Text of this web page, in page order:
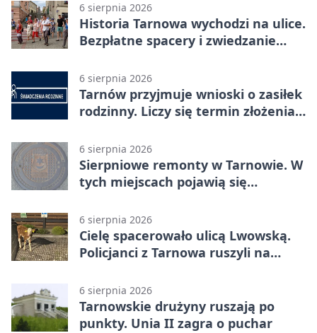
6 sierpnia 2026
Historia Tarnowa wychodzi na ulice.
Bezpłatne spacery i zwiedzanie
6 sierpnia 2026
Tarnów przyjmuje wnioski o zasiłek
rodzinny. Liczy się termin złożenia
6 sierpnia 2026
Sierpniowe remonty w Tarnowie. W
tych miejscach pojawią się
6 sierpnia 2026
Cielę spacerowało ulicą Lwowską.
Policjanci z Tarnowa ruszyli na
6 sierpnia 2026
Tarnowskie drużyny ruszają po
punkty. Unia II zagra o puchar